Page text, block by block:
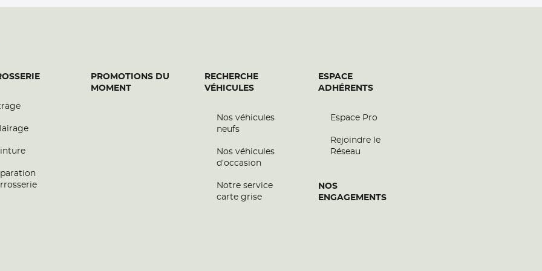
PROMOTIONS DU
MOMENT
RECHERCHE
VÉHICULES
Nos véhicules
neufs
Nos véhicules
d’occasion
Notre service
carte grise
ESPACE
ADHÉRENTS
Espace Pro
Rejoindre le
Réseau
NOS
ENGAGEMENTS